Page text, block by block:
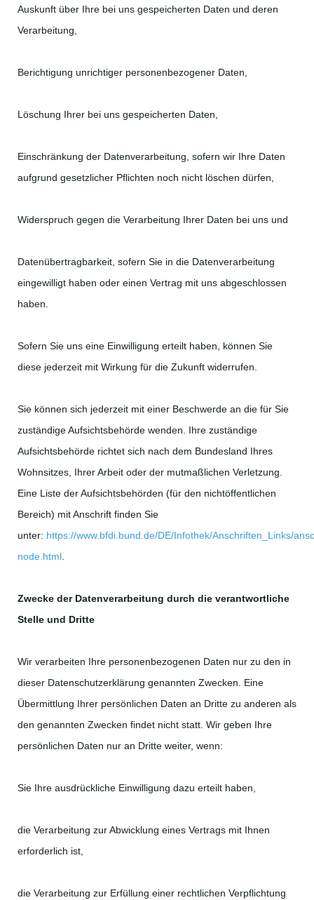
Auskunft über Ihre bei uns gespeicherten Daten und deren
Verarbeitung,
Berichtigung unrichtiger personenbezogener Daten,
Löschung Ihrer bei uns gespeicherten Daten,
Einschränkung der Datenverarbeitung, sofern wir Ihre Daten
aufgrund gesetzlicher Pflichten noch nicht löschen dürfen,
Widerspruch gegen die Verarbeitung Ihrer Daten bei uns und
Datenübertragbarkeit, sofern Sie in die Datenverarbeitung
eingewilligt haben oder einen Vertrag mit uns abgeschlossen
haben.
Sofern Sie uns eine Einwilligung erteilt haben, können Sie
diese jederzeit mit Wirkung für die Zukunft widerrufen.
Sie können sich jederzeit mit einer Beschwerde an die für Sie
zuständige Aufsichtsbehörde wenden. Ihre zuständige
Aufsichtsbehörde richtet sich nach dem Bundesland Ihres
Wohnsitzes, Ihrer Arbeit oder der mutmaßlichen Verletzung.
Eine Liste der Aufsichtsbehörden (für den nichtöffentlichen
Bereich) mit Anschrift finden Sie
unter: https://www.bfdi.bund.de/DE/Infothek/Anschriften_Links/
node.html
Zwecke der Datenverarbeitung durch die verantwortliche
Stelle und Dritte
Wir verarbeiten Ihre personenbezogenen Daten nur zu den in
dieser Datenschutzerklärung genannten Zwecken. Eine
Übermittlung Ihrer persönlichen Daten an Dritte zu anderen als
den genannten Zwecken findet nicht statt. Wir geben Ihre
persönlichen Daten nur an Dritte weiter, wenn:
Sie Ihre ausdrückliche Einwilligung dazu erteilt haben,
die Verarbeitung zur Abwicklung eines Vertrags mit Ihnen
erforderlich ist,
die Verarbeitung zur Erfüllung einer rechtlichen Verpflichtung